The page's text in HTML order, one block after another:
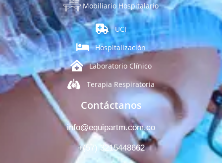
Mobiliario Hospitalario
UCI
Hospitalización
Laboratorio Clínico
Terapia Respiratoria
Contáctanos
info@equipartm.com.co
+(57) 3215448662